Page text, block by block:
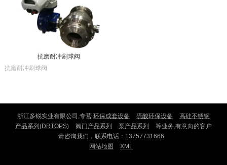
抗磨耐冲刷球阀
抗磨耐冲刷球阀
浙江多锐实业有限公司,专营 环保成套设备 硫酸环保设备
高硅不锈钢
产品系列(DRTOPS)
阀门产品系列 泵产品系列
等业务,有意向的客户
请咨询我们，联系电话： 13757731666
网站地图
XML